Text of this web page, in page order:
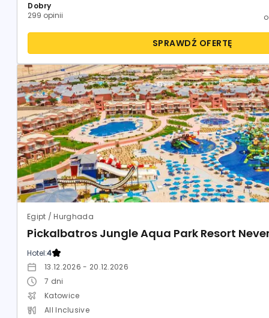
Dobry
299 opinii
SPRAWDŹ OFERTĘ
Egipt / Hurghada
Pickalbatros Jungle Aqua Park Resort
Hotel:4
13.12.2026 - 20.12.2026
7 dni
Katowice
All Inclusive